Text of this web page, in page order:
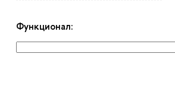
Функционал: